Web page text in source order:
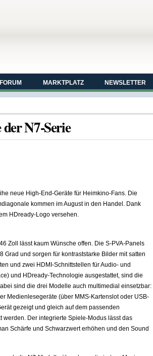
MARKTPLATZ NEWSLETTER
N7-Serie
neue High-End-Geräte für Heimkino-Fans. Die
kommen im August in den Handel. Dank
HDready-Logo versehen.
Zoll lässt kaum Wünsche offen. Die S-PVA-Panels
und sorgen für kontraststarke Bilder mit satten
und zwei HDMI-Schnittstellen für Audio- und
und HDready-Technologie ausgestattet, sind die
sind die drei Modelle auch multimedial einsetzbar:
Medienlesegeräte (über MMS-Kartenslot oder USB-
gezeigt und gleich auf dem passenden
werden. Der integrierte Spiele-Modus lässt das
Schärfe und Schwarzwert erhöhen und den Sound